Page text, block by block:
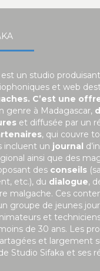
est un studio
et web
C’est une
genre à Madagascar,
et diffusée par un
, qui couvre
incluent un journal
ainsi que des
des conseils
etc.), du dialogue,
malgache. Ces
groupe de jeunes
et
de 30 ans. Les
et largement
Studio Sifaka et ses